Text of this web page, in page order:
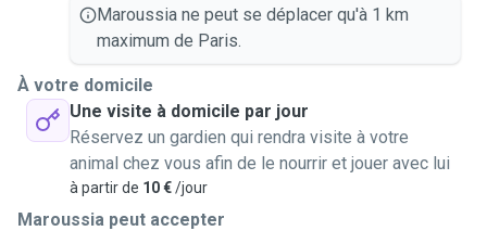
Maroussia ne peut se déplacer qu'à 1 km
maximum de Paris.
À votre domicile
Une visite à domicile par jour
Réservez un gardien qui rendra visite à votre
animal chez vous afin de le nourrir et jouer avec lui
à partir de 10 €/jour
Maroussia peut accepter